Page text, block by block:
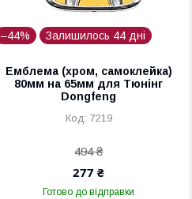
–44% Залишилось 44 дні
Емблема (хром, самоклейка)
80мм на 65мм для Тюнінг
Dongfeng
7219
494 ₴
277 ₴
Готово до відправки